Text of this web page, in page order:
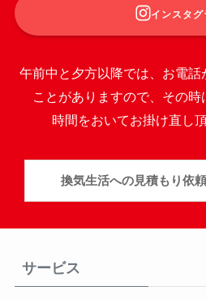
インスタグ
午前中と夕方以降では、お電
ことがありますので、その
時間をおいてお掛け直し
換気生活への見積もり依
サービス